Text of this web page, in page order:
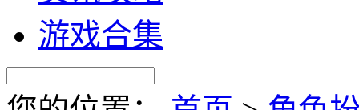
游戏合集